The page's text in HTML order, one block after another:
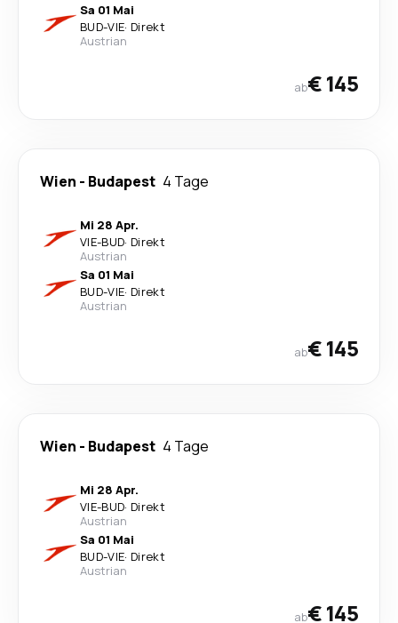
Sa 01 Mai
BUD-VIE· Direkt
Austrian
ab€ 145
Wien - Budapest 4 Tage
Mi 28 Apr.
VIE-BUD· Direkt
Austrian
Sa 01 Mai
BUD-VIE· Direkt
Austrian
ab€ 145
Wien - Budapest 4 Tage
Mi 28 Apr.
VIE-BUD· Direkt
Austrian
Sa 01 Mai
BUD-VIE· Direkt
Austrian
ab€ 145